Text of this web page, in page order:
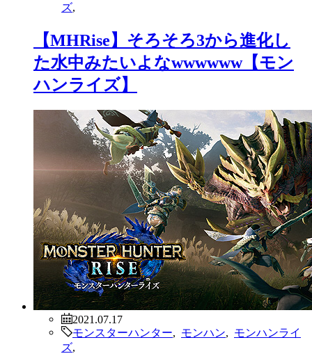
ズ
【MHRise】そろそろ3から進化し
た水中みたいよなwwwwww【モン
ハンライズ】
2021.07.17
モンスターハンター
モンハン
モンハンライ
ズ